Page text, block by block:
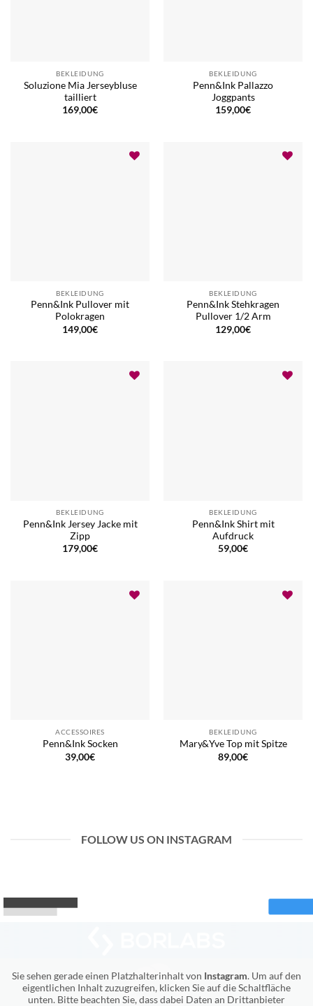
BEKLEIDUNG
Soluzione Mia Jerseybluse
tailliert
169,00€
BEKLEIDUNG
Penn&Ink Pallazzo
Joggpants
159,00€
BEKLEIDUNG
Penn&Ink Pullover mit
Polokragen
149,00€
BEKLEIDUNG
Penn&Ink Stehkragen
Pullover 1/2 Arm
129,00€
BEKLEIDUNG
Penn&Ink Jersey Jacke mit
Zipp
179,00€
BEKLEIDUNG
Penn&Ink Shirt mit
Aufdruck
59,00€
ACCESSOIRES
Penn&Ink Socken
39,00€
BEKLEIDUNG
Mary&Yve Top mit Spitze
89,00€
FOLLOW US ON INSTAGRAM
Sie sehen gerade einen Platzhalterinhalt von Instagram. Um auf den
eigentlichen Inhalt zuzugreifen, klicken Sie auf die Schaltfläche
unten. Bitte beachten Sie, dass dabei Daten an Drittanbieter